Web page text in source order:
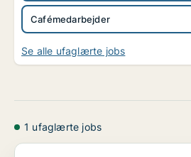
Cafémedarbejder
Se alle ufaglærte jobs
1 ufaglærte jobs
Supervisor fuldtid over 18, Taastrup